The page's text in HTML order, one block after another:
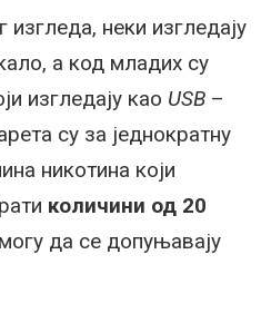
изгледа, неки изгледају
а код младих су
изгледају као USB –
су за једнократну
никотина који
количини од 20
да се допуњавају